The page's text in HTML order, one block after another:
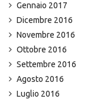
Gennaio 2017
Dicembre 2016
Novembre 2016
Ottobre 2016
Settembre 2016
Agosto 2016
Luglio 2016